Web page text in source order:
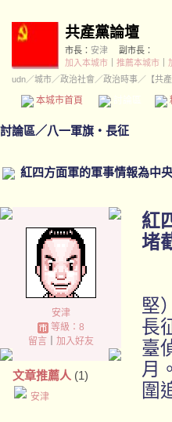
共產黨論壇
市長： 安津
副市長：
加入本城市
推薦本城市
udn／城市／政治社會 ／政治時事／ 【共
本城市首頁
討論區／八一軍旗‧長征
紅四方面軍的軍事情報為中
安津
等級：8
留言｜ 加入好友
文章推薦人 (1)
安津
紅
堵
堅
長
臺
月
圍